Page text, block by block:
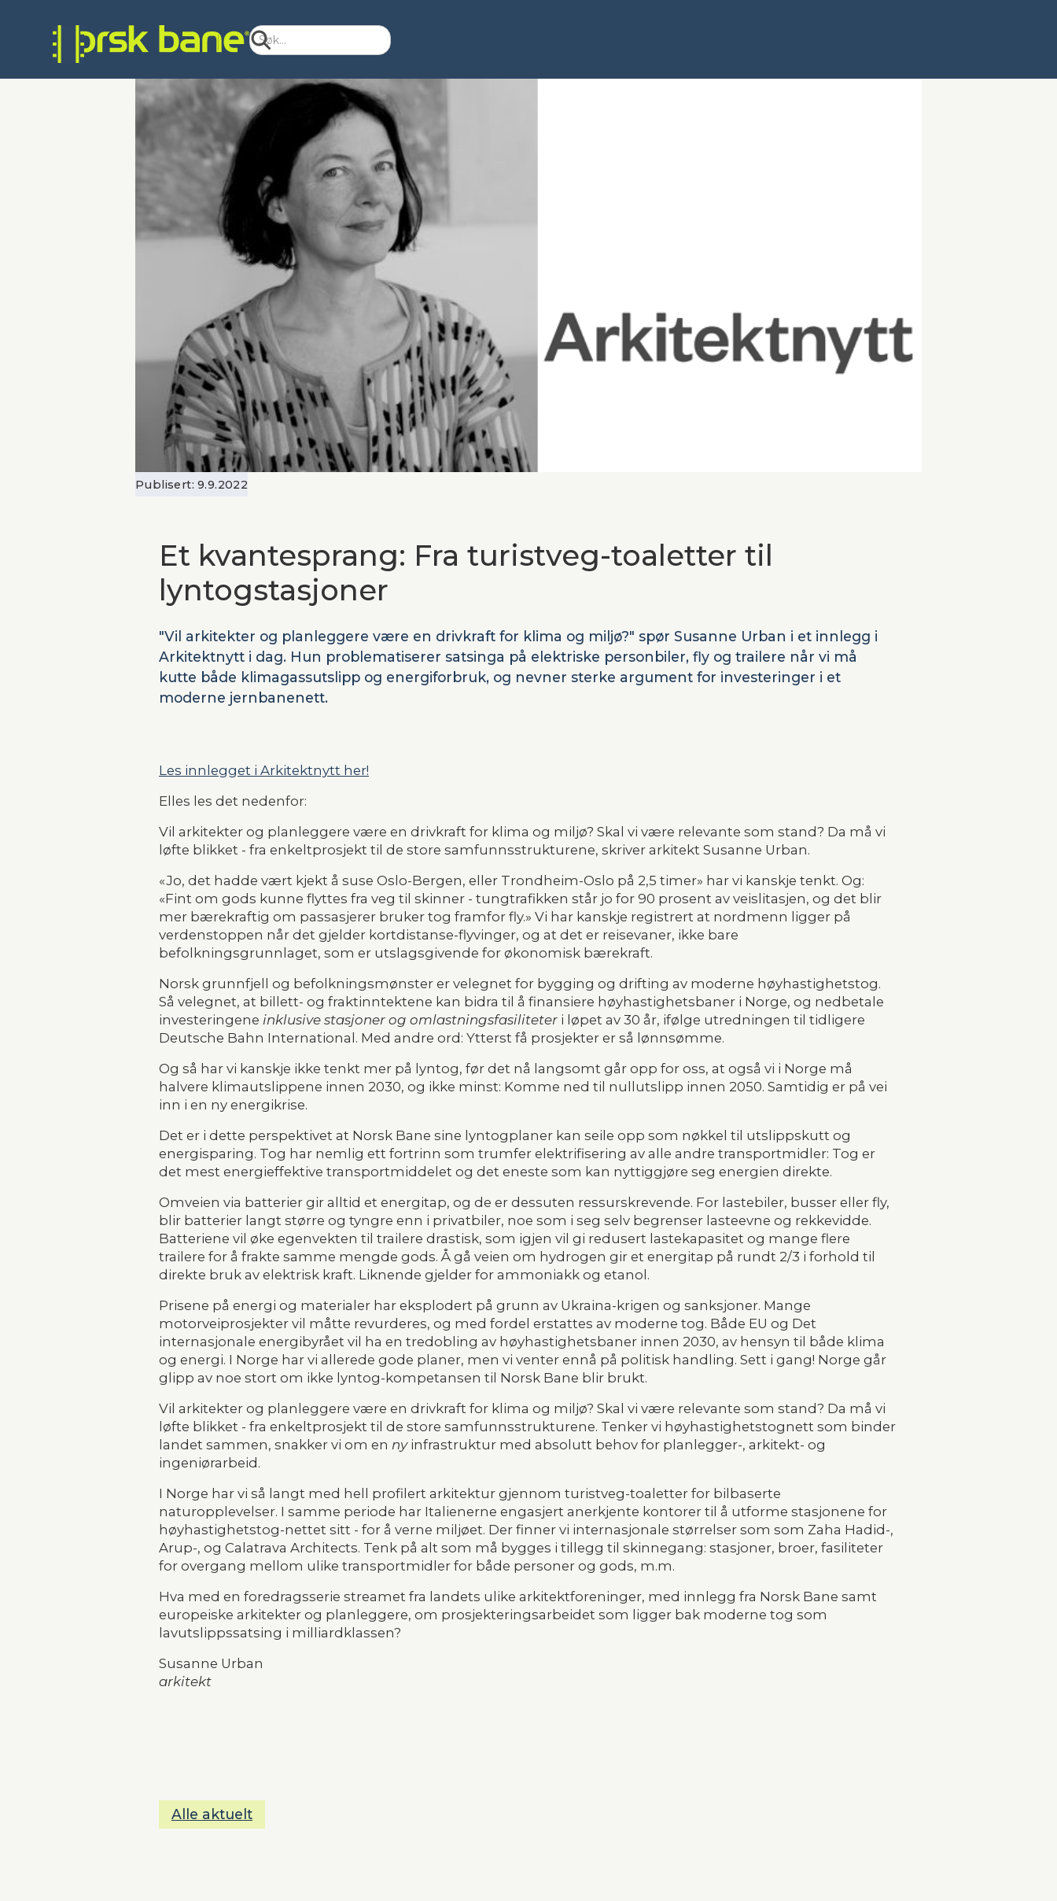
Publisert: 9.9.2022
Et kvantesprang: Fra turistveg-toaletter til
lyntogstasjoner
"Vil arkitekter og planleggere være en drivkraft for klima og miljø?" spør Susanne Urban i et innlegg i
Arkitektnytt i dag. Hun problematiserer satsinga på elektriske personbiler, fly og trailere når vi må
kutte både klimagassutslipp og energiforbruk, og nevner sterke argument for investeringer i et
moderne jernbanenett.
Les innlegget i Arkitektnytt her!
Elles les det nedenfor:
Vil arkitekter og planleggere være en drivkraft for klima og miljø? Skal vi være relevante som stand? Da må vi
løfte blikket - fra enkeltprosjekt til de store samfunnsstrukturene, skriver arkitekt Susanne Urban.
«Jo, det hadde vært kjekt å suse Oslo-Bergen, eller Trondheim-Oslo på 2,5 timer» har vi kanskje tenkt. Og:
«Fint om gods kunne flyttes fra veg til skinner - tungtrafikken står jo for 90 prosent av veislitasjen, og det blir
mer bærekraftig om passasjerer bruker tog framfor fly.» Vi har kanskje registrert at nordmenn ligger på
verdenstoppen når det gjelder kortdistanse-flyvinger, og at det er reisevaner, ikke bare
befolkningsgrunnlaget, som er utslagsgivende for økonomisk bærekraft.
Norsk grunnfjell og befolkningsmønster er velegnet for bygging og drifting av moderne høyhastighetstog.
Så velegnet, at billett- og fraktinntektene kan bidra til å finansiere høyhastighetsbaner i Norge, og nedbetale
investeringene inklusive stasjoner og omlastningsfasiliteter i løpet av 30 år, ifølge utredningen til tidligere
Deutsche Bahn International. Med andre ord: Ytterst få prosjekter er så lønnsømme.
Og så har vi kanskje ikke tenkt mer på lyntog, før det nå langsomt går opp for oss, at også vi i Norge må
halvere klimautslippene innen 2030, og ikke minst: Komme ned til nullutslipp innen 2050. Samtidig er på vei
inn i en ny energikrise.
Det er i dette perspektivet at Norsk Bane sine lyntogplaner kan seile opp som nøkkel til utslippskutt og
energisparing. Tog har nemlig ett fortrinn som trumfer elektrifisering av alle andre transportmidler: Tog er
det mest energieffektive transportmiddelet og det eneste som kan nyttiggjøre seg energien direkte.
Omveien via batterier gir alltid et energitap, og de er dessuten ressurskrevende. For lastebiler, busser eller fly,
blir batterier langt større og tyngre enn i privatbiler, noe som i seg selv begrenser lasteevne og rekkevidde.
Batteriene vil øke egenvekten til trailere drastisk, som igjen vil gi redusert lastekapasitet og mange flere
trailere for å frakte samme mengde gods. Å gå veien om hydrogen gir et energitap på rundt 2/3 i forhold til
direkte bruk av elektrisk kraft. Liknende gjelder for ammoniakk og etanol.
Prisene på energi og materialer har eksplodert på grunn av Ukraina-krigen og sanksjoner. Mange
motorveiprosjekter vil måtte revurderes, og med fordel erstattes av moderne tog. Både EU og Det
internasjonale energibyrået vil ha en tredobling av høyhastighetsbaner innen 2030, av hensyn til både klima
og energi. I Norge har vi allerede gode planer, men vi venter ennå på politisk handling. Sett i gang! Norge går
glipp av noe stort om ikke lyntog-kompetansen til Norsk Bane blir brukt.
Vil arkitekter og planleggere være en drivkraft for klima og miljø? Skal vi være relevante som stand? Da må vi
løfte blikket - fra enkeltprosjekt til de store samfunnsstrukturene. Tenker vi høyhastighetstognett som binder
landet sammen, snakker vi om en ny infrastruktur med absolutt behov for planlegger-, arkitekt- og
ingeniørarbeid.
I Norge har vi så langt med hell profilert arkitektur gjennom turistveg-toaletter for bilbaserte
naturopplevelser. I samme periode har Italienerne engasjert anerkjente kontorer til å utforme stasjonene for
høyhastighetstog-nettet sitt - for å verne miljøet. Der finner vi internasjonale størrelser som som Zaha Hadid-,
Arup-, og Calatrava Architects. Tenk på alt som må bygges i tillegg til skinnegang: stasjoner, broer, fasiliteter
for overgang mellom ulike transportmidler for både personer og gods, m.m.
Hva med en foredragsserie streamet fra landets ulike arkitektforeninger, med innlegg fra Norsk Bane samt
europeiske arkitekter og planleggere, om prosjekteringsarbeidet som ligger bak moderne tog som
lavutslippssatsing i milliardklassen?
Susanne Urban
arkitekt
Alle aktuelt